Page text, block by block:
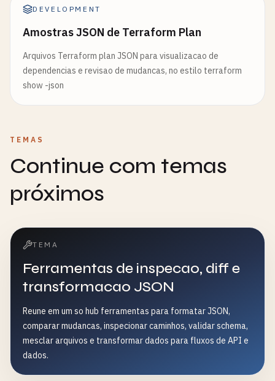
DEVELOPMENT
Amostras JSON de Terraform Plan
Arquivos Terraform plan JSON para visualizacao de
dependencias e revisao de mudancas, no estilo terraform
show -json
TEMAS
Continue com temas
próximos
TEMA
Ferramentas de inspecao, diff e
transformacao JSON
Reune em um so hub ferramentas para formatar JSON,
comparar mudancas, inspecionar caminhos, validar schema,
mesclar arquivos e transformar dados para fluxos de API e
dados.